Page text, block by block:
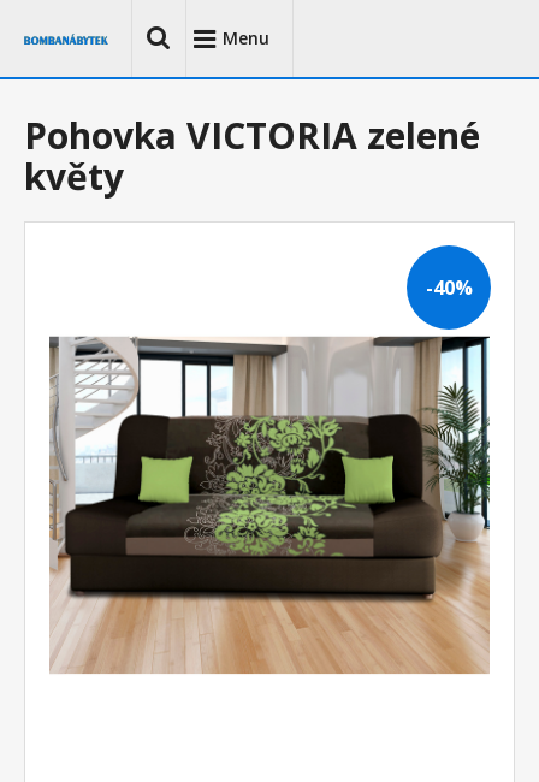
Menu
-40%
Pohovka VICTORIA zelené
květy